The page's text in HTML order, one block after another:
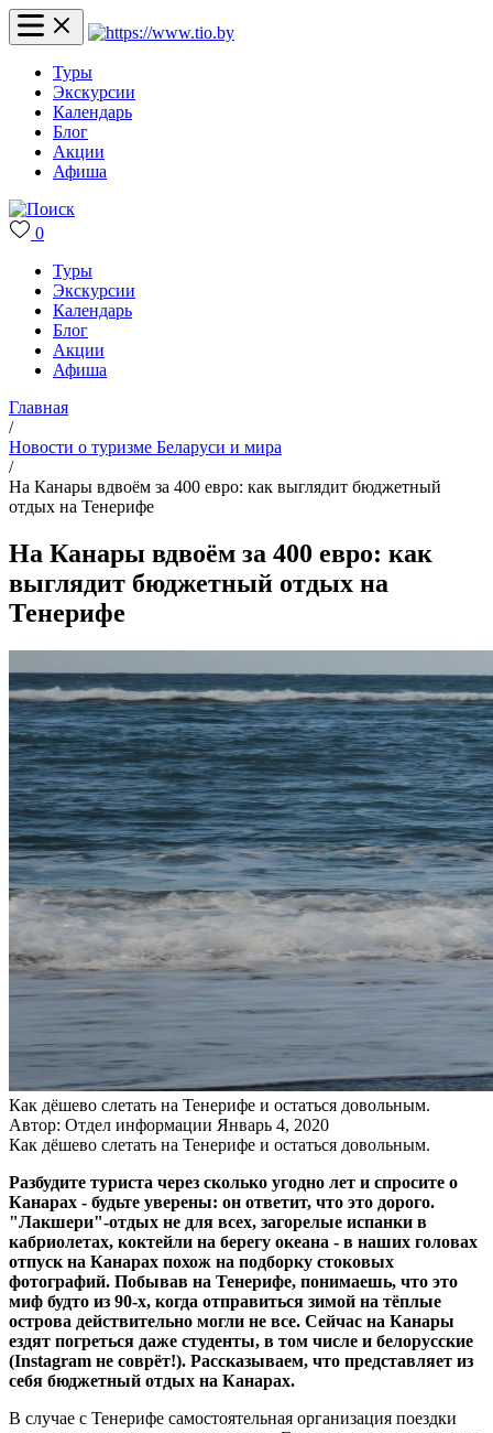
Туры
Экскурсии
Календарь
Блог
Акции
Афиша
0
Туры
Экскурсии
Календарь
Блог
Акции
Афиша
Главная
/
Новости о туризме Беларуси и мира
/
На Канары вдвоём за 400 евро: как выглядит бюджетный
отдых на Тенерифе
На Канары вдвоём за 400 евро: как
выглядит бюджетный отдых на
Тенерифе
Как дёшево слетать на Тенерифе и остаться довольным.
Автор: Отдел информации Январь 4, 2020
Как дёшево слетать на Тенерифе и остаться довольным.
Разбудите туриста через сколько угодно лет и спросите о
Канарах - будьте уверены: он ответит, что это дорого.
"Лакшери"-отдых не для всех, загорелые испанки в
кабриолетах, коктейли на берегу океана - в наших головах
отпуск на Канарах похож на подборку стоковых
фотографий. Побывав на Тенерифе, понимаешь, что это
миф будто из 90-х, когда отправиться зимой на тёплые
острова действительно могли не все. Сейчас на Канары
ездят погреться даже студенты, в том числе и белорусские
(Instagram не соврёт!). Рассказываем, что представляет из
себя бюджетный отдых на Канарах.
В случае с Тенерифе самостоятельная организация поездки